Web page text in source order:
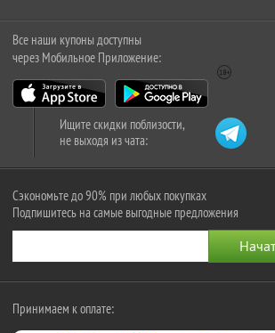
Все наши купоны доступны
через Мобильное Приложение:
Ищите скидки поблизости,
не выходя из чата:
Сэкономьте до 90% при любых покупках
Подпишитесь на самые выгодные предложения
Принимаем к оплате: